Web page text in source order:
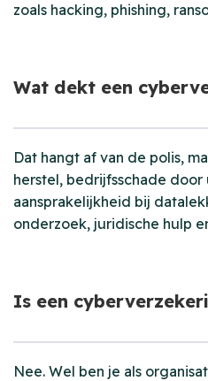
zoals hacking, phishing,
Wat dekt een
Dat hangt af van de polis,
herstel, bedrijfsschade door
aansprakelijkheid bij
onderzoek, juridische hulp
Is een
Nee. Wel ben je als